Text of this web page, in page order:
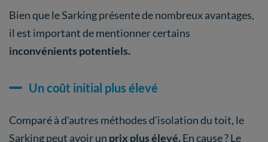
Bien que le Sarking présente de nombreux avantages,
il est important de mentionner certains
inconvénients potentiels.
Un coût initial plus élevé
Comparé à d'autres méthodes d'isolation du toit, le
Sarking peut avoir un prix plus élevé.En cause ? Le